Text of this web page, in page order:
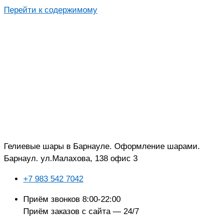
Перейти к содержимому
Гелиевые шары в Барнауле. Оформление шарами.
Барнаул. ул.Малахова, 138 офис 3
+7 983 542 7042
Приём звонков 8:00-22:00
Приём заказов с сайта — 24/7